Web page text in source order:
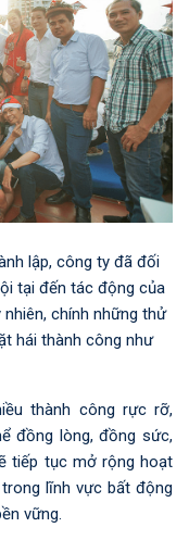
lập, công ty đã đối
tại đến tác động của
chính những thử
hái thành công như
thành công rực rỡ,
đồng lòng, đồng sức,
tiếp tục mở rộng hoạt
lĩnh vực bất động
vững.